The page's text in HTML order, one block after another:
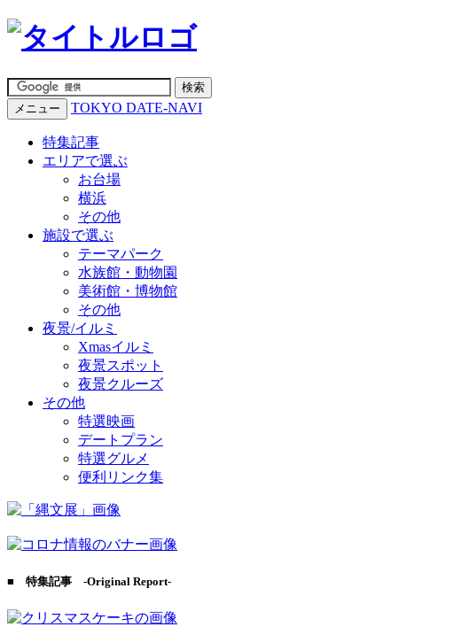
メニュー TOKYO DATE-NAVI
特集記事
エリアで選ぶ
お台場
横浜
その他
施設で選ぶ
テーマパーク
水族館・動物園
美術館・博物館
その他
夜景/イルミ
Xmasイルミ
夜景スポット
夜景クルーズ
その他
特選映画
デートプラン
特選グルメ
便利リンク集
■ 特集記事 -Original Report-